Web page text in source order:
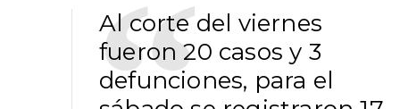
Al corte del viernes
fueron 20 casos y 3
defunciones, para el